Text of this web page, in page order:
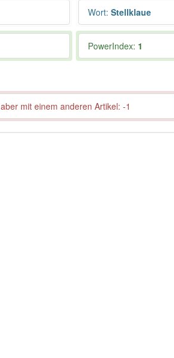
Wort: Stellklaue
PowerIndex: 1
aber mit einem anderen Artikel: -1